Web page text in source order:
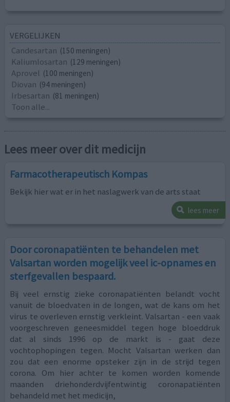
VERGELIJKEN
Candesartan (150 meningen)
Kaliumlosartan (129 meningen)
Aprovel (100 meningen)
Diovan (94 meningen)
Irbesartan (81 meningen)
Toon alle...
Lees meer over dit medicijn
Farmacotherapeutisch Kompas
Bekijk hier wat er in het naslagwerk van de arts staat
lees meer
Door coronapatiënten te behandelen met
Valsartan worden mogelijk veel ic-opnames en
sterfgevallen bespaard.
Bij veel ernstig zieke coronapatiënten belandt vocht
vanuit de bloedvaten in de longen, wat de kans om het
virus te overleven ernstig verkleint. Valsartan - een vaak
voorgeschreven geneesmiddel tegen hoge bloeddruk
dat al sinds 1996 op de markt is - gaat deze
vochtophopingen tegen. Mocht Valsartan werken dan
zou dat een enorme opsteker zijn in de strijd tegen
corona. Om hier achter te komen worden komende
maanden driehonderdvijfentwintig coronapatiënten
behandeld met het medicijn,